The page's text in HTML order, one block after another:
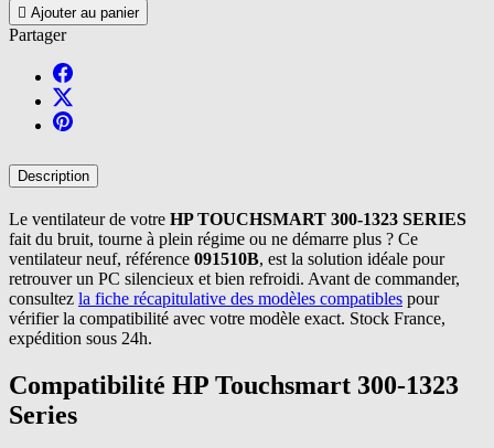
 Ajouter au panier
Partager
Description
Le ventilateur de votre HP TOUCHSMART 300-1323 SERIES
fait du bruit, tourne à plein régime ou ne démarre plus ? Ce
ventilateur neuf, référence 091510B, est la solution idéale pour
retrouver un PC silencieux et bien refroidi. Avant de commander,
consultez la fiche récapitulative des modèles compatibles pour
vérifier la compatibilité avec votre modèle exact. Stock France,
expédition sous 24h.
Compatibilité HP Touchsmart 300-1323
Series